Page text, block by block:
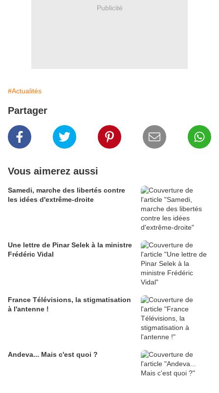
Publicité
#Actualités
Partager
Vous aimerez aussi
Samedi, marche des libertés contre
les idées d'extrême-droite
Une lettre de Pinar Selek à la ministre
Frédéric Vidal
France Télévisions, la stigmatisation
à l'antenne !
Andeva... Mais c'est quoi ?